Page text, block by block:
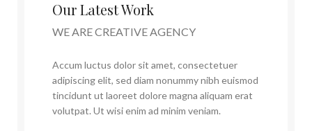
Our Latest Work
WE ARE CREATIVE AGENCY
Accum luctus dolor sit amet, consectetuer
adipiscing elit, sed diam nonummy nibh euismod
tincidunt ut laoreet dolore magna aliquam erat
volutpat. Ut wisi enim ad minim veniam.